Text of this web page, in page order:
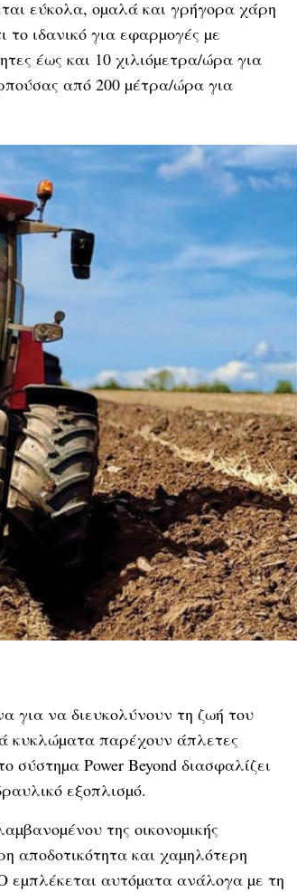
εύκολα, οµαλά και γρήγορα χάρη
το ιδανικό για εφαρµογές µε
έως και 10 χιλιόµετρα/ώρα για
από 200 µέτρα/ώρα για
για να διευκολύνουν τη ζωή του
κυκλώµατα παρέχουν άπλετες
Power Beyond διασφαλίζει
εξοπλισµό.
της οικονοµικής
αποδοτικότητα και χαµηλότερη
εµπλέκεται αυτόµατα ανάλογα µε τη